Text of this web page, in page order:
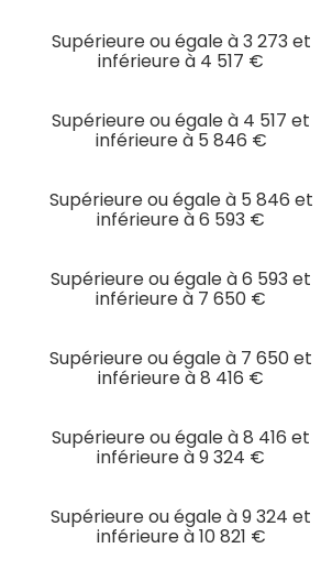
Supérieure ou égale à 3 273 et
inférieure à 4 517 €
Supérieure ou égale à 4 517 et
inférieure à 5 846 €
Supérieure ou égale à 5 846 et
inférieure à 6 593 €
Supérieure ou égale à 6 593 et
inférieure à 7 650 €
Supérieure ou égale à 7 650 et
inférieure à 8 416 €
Supérieure ou égale à 8 416 et
inférieure à 9 324 €
Supérieure ou égale à 9 324 et
inférieure à 10 821 €